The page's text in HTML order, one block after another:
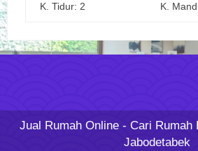
K. Tidur: 2 K.
Jual Rumah Online - Cari Rumah
Jabodetabek